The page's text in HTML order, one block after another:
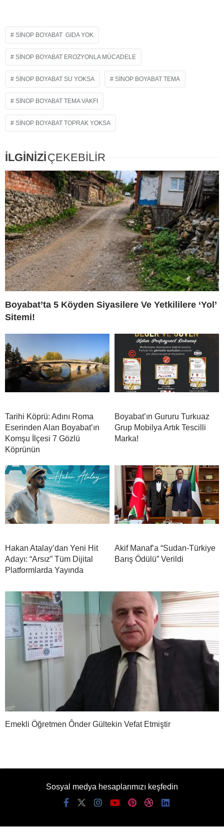
SINOP BOYABAT GIDA YOK
SINOP BOYABAT EROZYONLA MÜCADELE
SINOP BOYABAT SU YOKSA SINOP BOYABAT TEMA
SINOP BOYABAT TEMA VAKFI
SINOP BOYABAT TOPRAK YOKSA
İLGİNİZİÇEKEBİLİR
Boyabat’ta 5 Köyden Siyasilere Ve Yetkililere ‘Yol’
Sitemi!
Tarihi Köprü: Adını Roma
Eserinden Alan Boyabat’ın
Komşu İlçesi 7 Gözlü
Köprünün
Boyabat’ın Gururu Turkuaz
Grup Mobilya Artık Tescilli
Marka!
Hakan Atalay’dan Yeni Hit
Adayı: “Arsız” Tüm Dijital
Platformlarda Yayında
Akif Manaf’a “Sudan-Türkiye
Barış Ödülü” Verildi
Emekli Öğretmen Ônder Gültekin Vefat Etmiştir
Sosyal medya hesaplarımızı keşfedin